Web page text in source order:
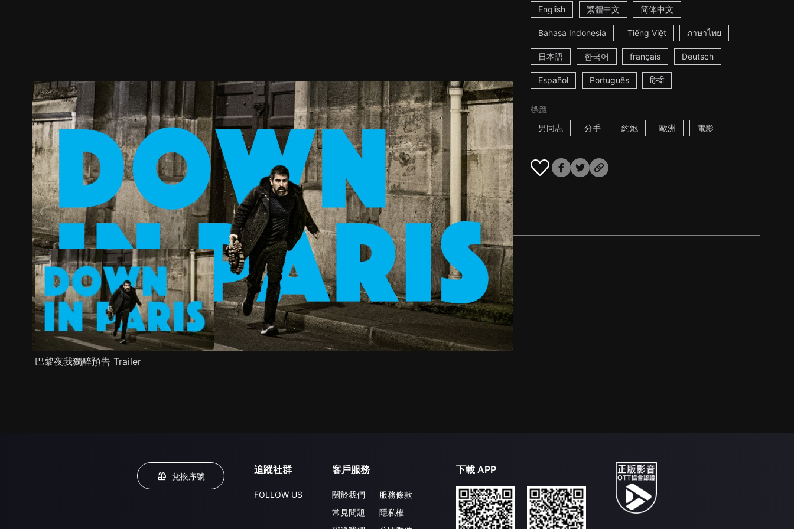
English 繁體中文 简体中文
Bahasa Indonesia Tiếng Việt ภาษาไทย
日本語 한국어 français Deutsch
Español Português हिन्दी
標籤
男同志
分手 約炮 歐洲 電影
預告 劇照 推薦影片 劇情介紹
巴黎夜我獨醉預告 Trailer
兌換序號
追蹤社群
FOLLOW US
客戶服務
關於我們
常見問題
服務條款
隱私權
下載 APP